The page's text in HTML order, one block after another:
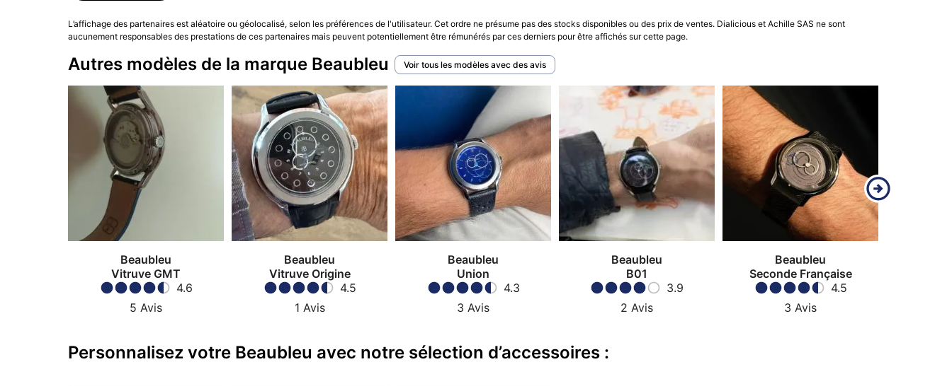
L’affichage des partenaires est aléatoire ou géolocalisé, selon les préférences de l'utilisateur. Cet ordre ne présume pas des stocks disponibles ou des prix de ventes. Dialicious et Achille SAS ne sont
aucunement responsables des prestations de ces partenaires mais peuvent potentiellement être rémunérés par ces derniers pour être affichés sur cette page.
Autres modèles de la marque Beaubleu Voir tous les modèles avec des avis
Beaubleu
Vitruve GMT
4.6
5 Avis
Beaubleu
Vitruve Origine
4.5
1 Avis
Beaubleu
Union
4.3
3 Avis
Beaubleu
B01
3.9
2 Avis
Beaubleu
Seconde Française
4.5
3 Avis
Personnalisez votre Beaubleu avec notre sélection d’accessoires :